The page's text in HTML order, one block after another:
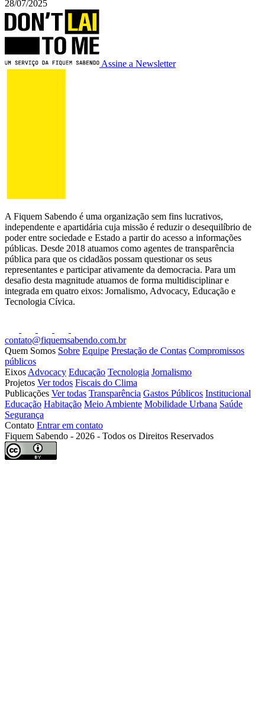
28/07/2025
Assine a Newsletter
A Fiquem Sabendo é uma organização sem fins lucrativos,
independente e apartidária cuja missão é reduzir o desequilíbrio de
poder entre sociedade e Estado a partir do acesso a informações
públicas. Desde 2018 atuamos como agentes de transparência
pública para que os cidadãos possam questionar os seus
representantes e participar ativamente da democracia. Para um
desafio desta magnitude atuamos de forma multidisciplinar e
integrada em quatro eixos: Jornalismo, Advocacy, Educação e
Tecnologia Cívica.
contato@fiquemsabendo.com.br
Quem Somos Sobre Equipe Prestação de Contas Compromissos
públicos
Eixos Advocacy Educação Tecnologia Jornalismo
Projetos Ver todos Fiscais do Clima
Publicações Ver todas Transparência Gastos Públicos Institucional
Educação Habitação Meio Ambiente Mobilidade Urbana Saúde
Segurança
Contato Entrar em contato
Fiquem Sabendo - 2026 - Todos os Direitos Reservados